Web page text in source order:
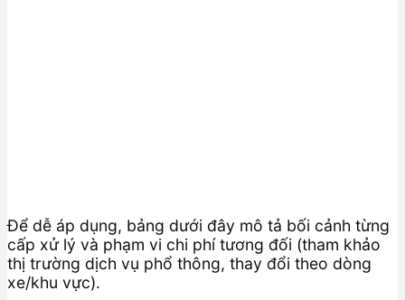
Để dễ áp dụng, bảng dưới đây mô tả bối cảnh từng
cấp xử lý và phạm vi chi phí tương đối (tham khảo
thị trường dịch vụ phổ thông, thay đổi theo dòng
xe/khu vực).